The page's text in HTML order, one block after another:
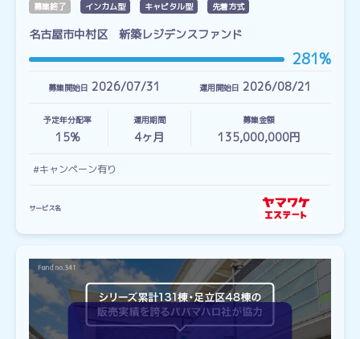
募集終了 インカム型 キャピタル型 先着方式
名古屋市中村区 新築レジデンスファンド
281%
募集開始日 2026/07/31 運用開始日 2026/08/21
予定年分配率
15%
運用期間
4ヶ月
募集金額
135,000,000円
#キャンペーン有り
サービス名